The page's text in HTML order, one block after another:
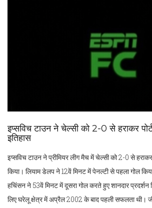
इप्सविच टाउन ने चेल्सी को 2-0 से हराकर
इतिहास
इप्सविच टाउन ने प्रीमियर लीग मैच में चेल्सी को 2-0 से
किया। लियाम डेलप ने 12वें मिनट में पेनल्टी से पहला गोल
हचिंसन ने 53वें मिनट में दूसरा गोल करते हुए शानदार
लिए घरेलू क्षेत्र में अप्रैल 2002 के बाद पहली सफलता थी।